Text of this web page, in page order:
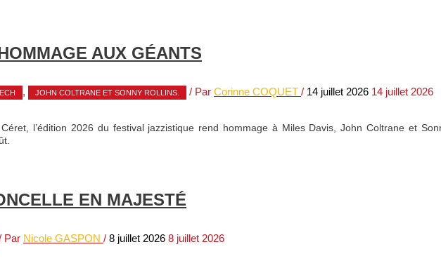
AUX GÉANTS
, JOHN COLTRANE ET SONNY ROLLINS. / Par Corinne COQUET / 14 juillet 2026 14 juillet 2026
l’édition 2026 du festival jazzistique rend hommage à Miles Davis, John Coltrane et
EN MAJESTÉ
Par Nicole GASPON / 8 juillet 2026 8 juillet 2026